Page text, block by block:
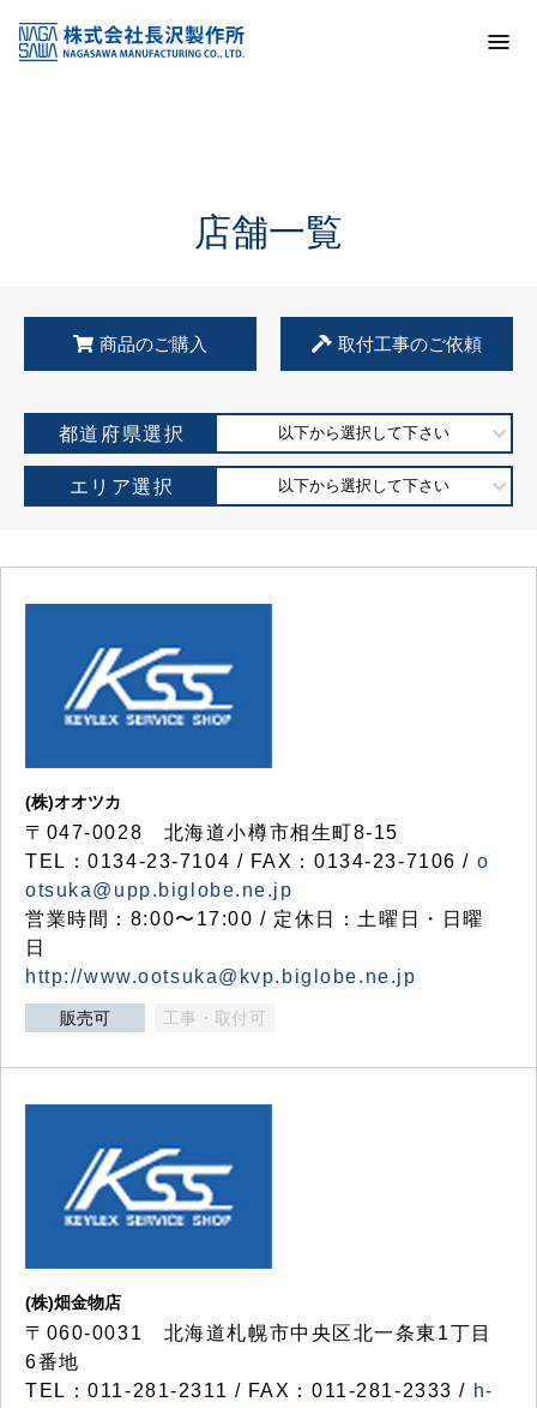
KSS加盟店・取扱店情報
店舗一覧
店舗一覧
商品のご購入 取付工事のご依頼
都道府県選択 以下から選択して下さい
エリア選択 以下から選択して下さい
(株)オオツカ
〒047-0028 北海道小樽市相生町8-15
TEL：0134-23-7104 / FAX：0134-23-7106 / o
otsuka@upp.biglobe.ne.jp
営業時間：8:00〜17:00 / 定休日：土曜日・日曜
日
http://www.ootsuka@kvp.biglobe.ne.jp
販売可 工事・取付可
(株)畑金物店
〒060-0031 北海道札幌市中央区北一条東1丁目
6番地
TEL：011-281-2311 / FAX：011-281-2333 / h-